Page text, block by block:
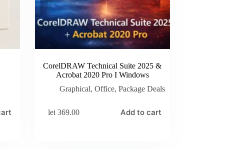
CorelDRAW Technical Suite 2025 &
Acrobat 2020 Pro I Windows
Graphical,Office,Package Deals
lei 369.00 Add to cart